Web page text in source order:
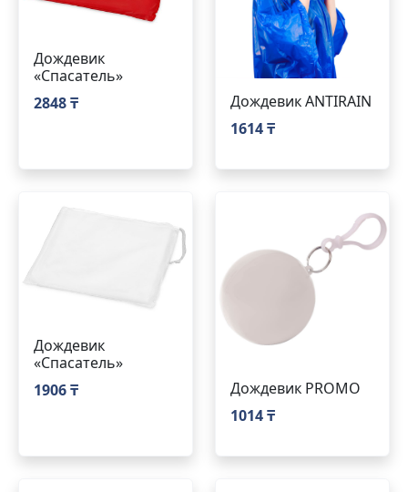
Дождевик
«Спасатель»
2848 ₸
Дождевик ANTIRAIN
1614 ₸
Дождевик
«Спасатель»
1906 ₸
Дождевик PROMO
1014 ₸